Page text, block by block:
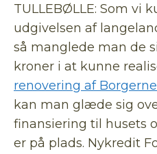
TULLEBØLLE: Som vi
udgivelsen af
så manglede man de
kroner i at kunne
renovering af
kan man glæde sig
finansiering til husets
er på plads. Nykredit